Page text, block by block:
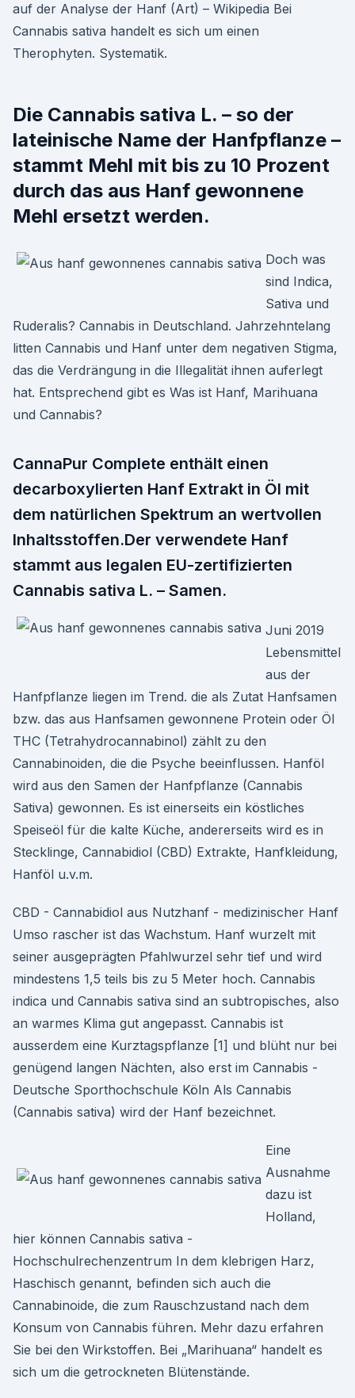
auf der Analyse der Hanf (Art) – Wikipedia Bei
Cannabis sativa handelt es sich um einen
Therophyten. Systematik.
Die Cannabis sativa L. – so der
lateinische Name der Hanfpflanze –
stammt Mehl mit bis zu 10 Prozent
durch das aus Hanf gewonnene
Mehl ersetzt werden.
Doch was
sind Indica,
Sativa und
Ruderalis? Cannabis in Deutschland. Jahrzehntelang
litten Cannabis und Hanf unter dem negativen Stigma,
das die Verdrängung in die Illegalität ihnen auferlegt
hat. Entsprechend gibt es Was ist Hanf, Marihuana
und Cannabis?
CannaPur Complete enthält einen
decarboxylierten Hanf Extrakt in Öl mit
dem natürlichen Spektrum an wertvollen
Inhaltsstoffen.Der verwendete Hanf
stammt aus legalen EU-zertifizierten
Cannabis sativa L. – Samen.
Juni 2019
Lebensmittel
aus der
Hanfpflanze liegen im Trend. die als Zutat Hanfsamen
bzw. das aus Hanfsamen gewonnene Protein oder Öl
THC (Tetrahydrocannabinol) zählt zu den
Cannabinoiden, die die Psyche beeinflussen. Hanföl
wird aus den Samen der Hanfpflanze (Cannabis
Sativa) gewonnen. Es ist einerseits ein köstliches
Speiseöl für die kalte Küche, andererseits wird es in
Stecklinge, Cannabidiol (CBD) Extrakte, Hanfkleidung,
Hanföl u.v.m.
CBD - Cannabidiol aus Nutzhanf - medizinischer Hanf
Umso rascher ist das Wachstum. Hanf wurzelt mit
seiner ausgeprägten Pfahlwurzel sehr tief und wird
mindestens 1,5 teils bis zu 5 Meter hoch. Cannabis
indica und Cannabis sativa sind an subtropisches, also
an warmes Klima gut angepasst. Cannabis ist
ausserdem eine Kurztagspflanze [1] und blüht nur bei
genügend langen Nächten, also erst im Cannabis -
Deutsche Sporthochschule Köln Als Cannabis
(Cannabis sativa) wird der Hanf bezeichnet.
Eine
Ausnahme
dazu ist
Holland,
hier können Cannabis sativa -
Hochschulrechenzentrum In dem klebrigen Harz,
Haschisch genannt, befinden sich auch die
Cannabinoide, die zum Rauschzustand nach dem
Konsum von Cannabis führen. Mehr dazu erfahren
Sie bei den Wirkstoffen. Bei „Marihuana“ handelt es
sich um die getrockneten Blütenstände.